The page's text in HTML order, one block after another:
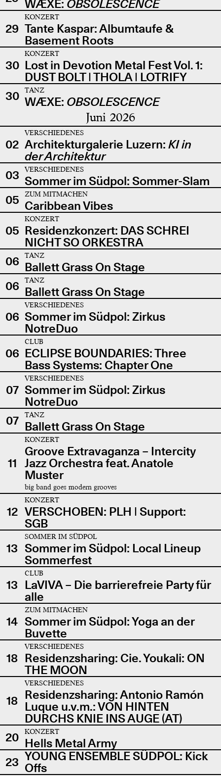
WÆXE: OBSOLESCENCE
29
KONZERT
Tante Kaspar: Albumtaufe &
Basement Roots
30
KONZERT
Lost in Devotion Metal Fest Vol. 1:
DUST BOLT | THOLA | LOTRIFY
30
TANZ
WÆXE: OBSOLESCENCE
Juni 2026
02
VERSCHIEDENES
Architekturgalerie Luzern: KI in
der Architektur
03
VERSCHIEDENES
Sommer im Südpol: Sommer-Slam
05
ZUM MITMACHEN
Caribbean Vibes
05
KONZERT
Residenzkonzert: DAS SCHREI
NICHT SO ORKESTRA
06
TANZ
Ballett Grass On Stage
06
TANZ
Ballett Grass On Stage
06
VERSCHIEDENES
Sommer im Südpol: Zirkus
NotreDuo
06
CLUB
ECLIPSE BOUNDARIES: Three
Bass Systems: Chapter One
07
VERSCHIEDENES
Sommer im Südpol: Zirkus
NotreDuo
07
TANZ
Ballett Grass On Stage
11
KONZERT
Groove Extravaganza – Intercity
Jazz Orchestra feat. Anatole
Muster
big band goes modern grooves
12
KONZERT
VERSCHOBEN: PLH | Support:
SGB
13
SOMMER IM SÜDPOL
Sommer im Südpol: Local Lineup
Sommerfest
13
CLUB
LaVIVA – Die barrierefreie Party für
alle
14
ZUM MITMACHEN
Sommer im Südpol: Yoga an der
Buvette
18
VERSCHIEDENES
Residenzsharing: Cie. Youkali: ON
THE MOON
18
VERSCHIEDENES
Residenzsharing: Antonio Ramón
Luque u.v.m.: VON HINTEN
DURCHS KNIE INS AUGE (AT)
20
KONZERT
Hells Metal Army
23 YOUNG ENSEMBLE SÜDPOL: Kick
Offs